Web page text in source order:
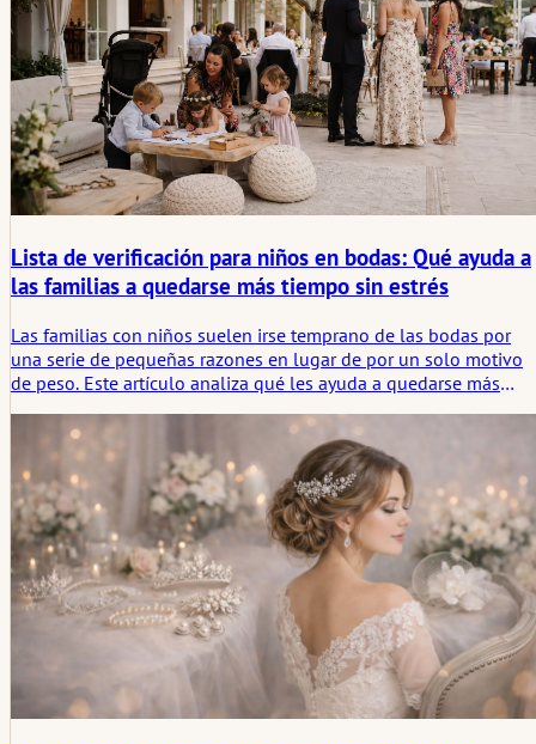
Lista de verificación para niños en bodas: Qué ayuda a
las familias a quedarse más tiempo sin estrés
Las familias con niños suelen irse temprano de las bodas por
una serie de pequeñas razones en lugar de por un solo motivo
de peso. Este artículo analiza qué les ayuda a quedarse más
espacios de retiro hasta transiciones más tranquilas y la simple
necesidad de alivio.